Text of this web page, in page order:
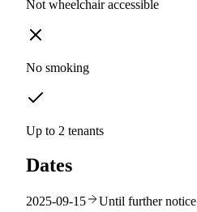
Not wheelchair accessible
No smoking
Up to 2 tenants
Dates
2025-09-15 Until further notice